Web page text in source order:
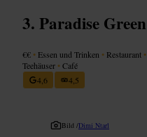
Paradise Green
€€ • Essen und Trinken • Restaurant •
Teehäuser •Café
4,6
4,5
Bild /Dimi Ntarl